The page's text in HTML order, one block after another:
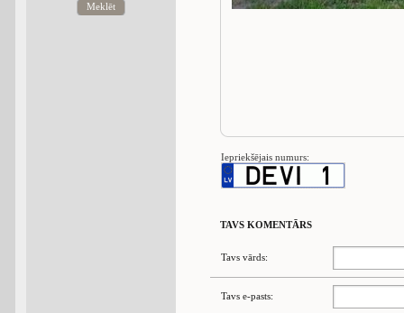
Meklēt
Iepriekšējais numurs:
TAVS KOMENTĀRS
Tavs vārds:
Tavs e-pasts: